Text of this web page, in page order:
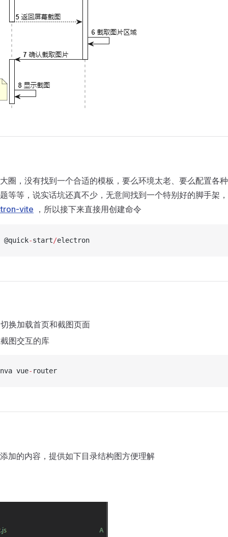
圈，没有找到一个合适的模板，要么环境太老、要么配置各
等等，说实话坑还真不少，无意间找到一个特别好的脚手架
vite ，所以接下来直接用创建命令
-start/electron
换加载首页和截图页面
图交互的库
vue- router
加的内容，提供如下目录结构图方便理解